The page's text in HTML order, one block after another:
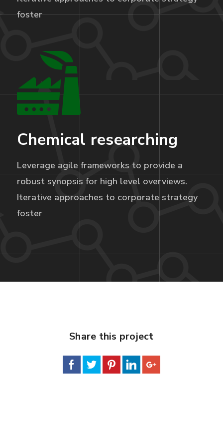
foster
Chemical researching
Leverage agile frameworks to provide a
robust synopsis for high level overviews.
Iterative approaches to corporate strategy
foster
Share this project